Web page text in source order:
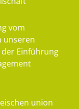
vom
unseren
Einführung